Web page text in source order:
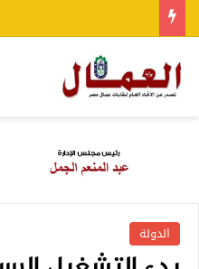
الدولة